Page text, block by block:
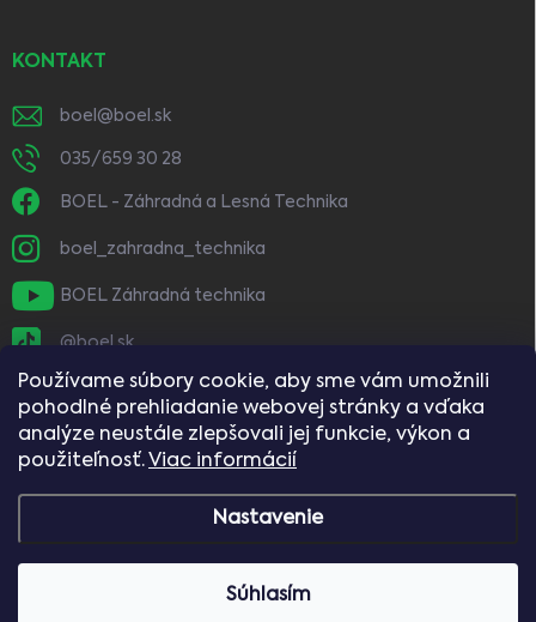
Používame súbory cookie, aby sme vám umožnili
pohodlné prehliadanie webovej stránky a vďaka
analýze neustále zlepšovali jej funkcie, výkon a
použiteľnosť. Viac informácií
Nastavenie
Súhlasím
KONTAKT
boel @ boel.sk
035/659 30 28
BOEL - Záhradná a Lesná Technika
boel_zahradna_technika
BOEL Záhradná technika
@boel.sk
BOEL. Všetky práva vyhradené.